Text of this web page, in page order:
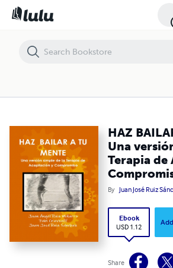
HAZ
Una
Terapia de
By Juan José Ruiz
Ebook
USD 1.12
Share
HAZ BAILAR A TU MENTE. Una versión